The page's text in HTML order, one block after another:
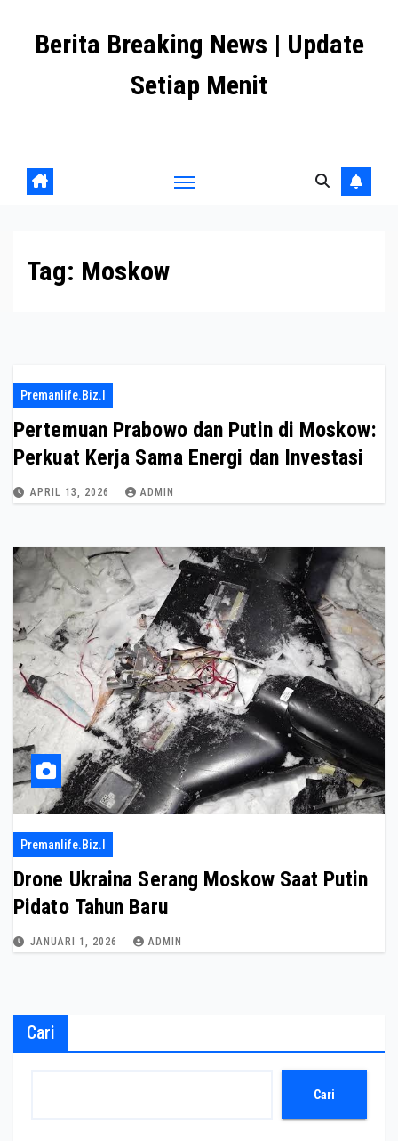
Berita Breaking News | Update
Setiap Menit
Tag: Moskow
Premanlife.biz.i
Pertemuan Prabowo dan Putin di Moskow:
Perkuat Kerja Sama Energi dan Investasi
APRIL 13, 2026 ADMIN
Premanlife.biz.i
Drone Ukraina Serang Moskow Saat Putin
Pidato Tahun Baru
JANUARI 1, 2026 ADMIN
Cari
Cari